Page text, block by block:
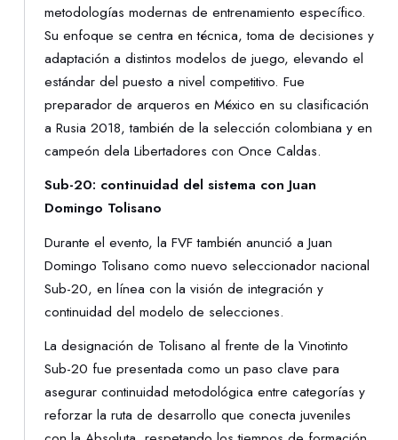
metodologías modernas de entrenamiento específico.
Su enfoque se centra en técnica, toma de decisiones y
adaptación a distintos modelos de juego, elevando el
estándar del puesto a nivel competitivo. Fue
preparador de arqueros en México en su clasificación
a Rusia 2018, también de la selección colombiana y en
campeón dela Libertadores con Once Caldas.
Sub-20: continuidad del sistema con Juan
Domingo Tolisano
Durante el evento, la FVF también anunció a Juan
Domingo Tolisano como nuevo seleccionador nacional
Sub-20, en línea con la visión de integración y
continuidad del modelo de selecciones.
La designación de Tolisano al frente de la Vinotinto
Sub-20 fue presentada como un paso clave para
asegurar continuidad metodológica entre categorías y
reforzar la ruta de desarrollo que conecta juveniles